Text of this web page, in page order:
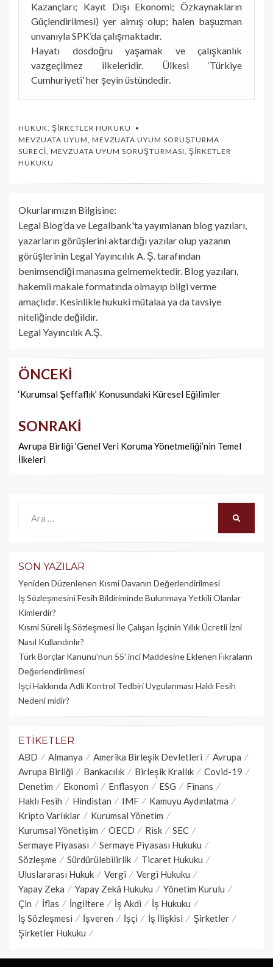
Kazançları; Kayıt Dışı Ekonomi; Özkaynakların
Güçlendirilmesi) yer almış olup; halen başuzman
unvanıyla SPK’da çalışmaktadır.
Hayatı dosdoğru yaşamak ve çalışkanlık
vazgeçilmez ilkeleridir. Ülkesi ‘Türkiye
Cumhuriyeti’ her şeyin üstündedir.
HUKUK, ŞIRKETLER HUKUKU
MEVZUATA UYUM, MEVZUATA UYUM SORUŞTURMA
SÜRECI, MEVZUATA UYUM SORUŞTURMASI, ŞIRKETLER
HUKUKU
Okurlarımızın Bilgisine:
Legal Blog’da ve Legalbank'ta yayımlanan blog yazıları,
yazarların görüşlerini aktardığı yazılar olup yazanın
görüşlerinin Legal Yayıncılık A. Ş. tarafından
benimsendiği manasına gelmemektedir. Blog yazıları,
hakemli makale formatında olmayıp bilgi verme
amaçlıdır. Kesinlikle hukuki mütalaa ya da tavsiye
niteliğinde değildir.
Legal Yayıncılık A.Ş.
Yazı
dolaşımı
ÖNCEKI
‘Kurumsal Şeffaflık’ Konusundaki Küresel Eğilimler
SONRAKI
Avrupa Birliği ‘Genel Veri Koruma Yönetmeliği’nin Temel
İlkeleri
SON YAZILAR
Yeniden Düzenlenen Kısmi Davanın Değerlendirilmesi
İş Sözleşmesini Fesih Bildiriminde Bulunmaya Yetkili Olanlar
Kimlerdir?
Kısmi Süreli İş Sözleşmesi İle Çalışan İşçinin Yıllık Üc­retli İzni
Nasıl Kullandırılır?
Türk Borçlar Kanunu’nun 55’ inci Maddesine Eklenen Fıkraların
Değerlendirilmesi
İşçi Hakkında Adli Kontrol Tedbiri Uygulanması Haklı Fesih
Nedeni midir?
ETIKETLER
ABD Almanya Amerika Birleşik Devletleri
Avrupa
Avrupa Birliği
Bankacılık Birleşik Krallık
Covid-19
Denetim
Ekonomi Enflasyon ESG
Finans
Haklı Fesih
Hindistan IMF
Kamuyu Aydınlatma
Kripto Varlıklar
Kurumsal Yönetim
Kurumsal Yönetişim
OECD Risk
SEC
Sermaye Piyasası
Sermaye Piyasası Hukuku
Sözleşme
Sürdürülebilirlik
Ticaret Hukuku
Uluslararası Hukuk
Vergi
Vergi Hukuku
Yapay Zeka
Yapay Zekâ Hukuku
Yönetim Kurulu
Çin
İflas İngiltere İş Akdi
İş Hukuku
İş Sözleşmesi
İşveren İşçi İş İlişkisi
Şirketler
Şirketler Hukuku